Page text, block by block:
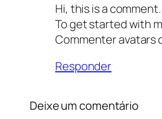
Hi, this is a comment.
To get started with
Commenter avatars
Responder
Deixe um comentário